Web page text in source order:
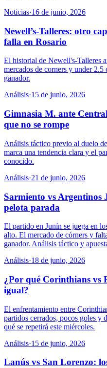
Noticias·16 de junio, 2026
Newell’s-Talleres: otro
falla en Rosario
El historial de Newell's-Talleres
mercados de corners y under
ganador.
Análisis·15 de junio, 2026
Gimnasia M. ante
que no se rompe
Análisis táctico previo al duelo
marca una tendencia clara y el
conocido.
Análisis·21 de junio, 2026
Sarmiento vs Argentinos
pelota parada
El partido en Junín se juega en
alto. El mercado de córners y
ganador. Análisis táctico y
Análisis·18 de junio, 2026
¿Por qué Corinthians vs
igual?
El enfrentamiento entre
partidos cerrados, pocos goles
qué se repetirá este miércoles.
Análisis·15 de junio, 2026
Lanús vs San Lorenzo: